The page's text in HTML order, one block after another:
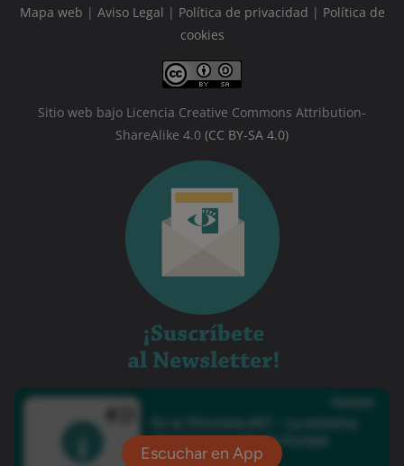
Mapa web | Aviso Legal | Política de privacidad | Política de
cookies
Sitio web bajo Licencia Creative Commons Attribution-
ShareAlike 4.0 (CC BY-SA 4.0)